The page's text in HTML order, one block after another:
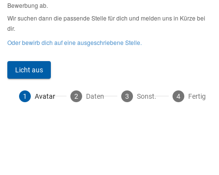
Bewerbung ab.
Wir suchen dann die passende Stelle für dich und melden uns in Kürze bei
dir.
Oder bewirb dich auf eine ausgeschriebene Stelle.